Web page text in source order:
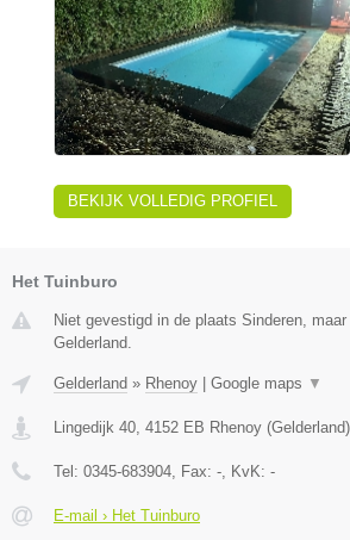
BEKIJK VOLLEDIG PROFIEL
Het Tuinburo
Niet gevestigd in de plaats Sinderen,
Gelderland.
Gelderland » Rhenoy Google maps ▼
Lingedijk 40 4152 EB Rhenoy (Gelderland)
Tel: 0345-683904 , Fax: - , KvK: -
E-mail › Het Tuinburo